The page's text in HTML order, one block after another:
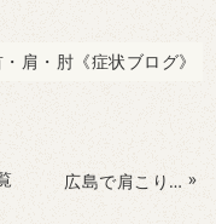
肩・肘《症状ブログ》
広島で肩こり・腰痛でお困りの方・背中のトレーニングで肩こり改善＆予防！！ »